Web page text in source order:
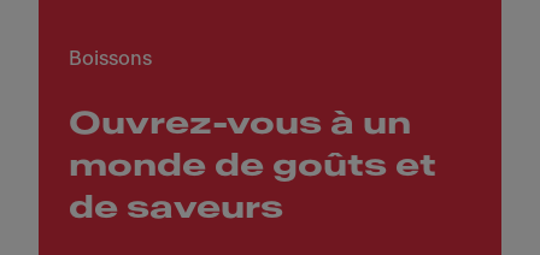
Boissons
Ouvrez-vous à un
monde de goûts et
de saveurs